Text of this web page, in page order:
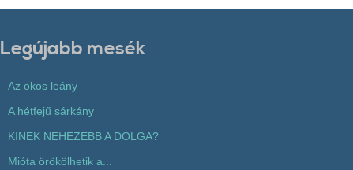
Legújabb mesék
Az okos leány
A hétfejű sárkány
KINEK NEHEZEBB A DOLGA?
Mióta örökölhetik a...